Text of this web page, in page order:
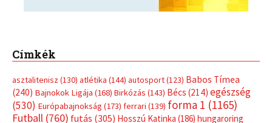
Címkék
asztalitenisz (130) atlétika (144) autosport(123) Babos Tímea
(240) Bajnokok Ligája (168) Birkózás (143) Bécs (214) egészség
(530) Európabajnokság (173) ferrari (139) forma 1 (1165)
Futball (760) futás (305) Hosszú Katinka (186) hungaroring